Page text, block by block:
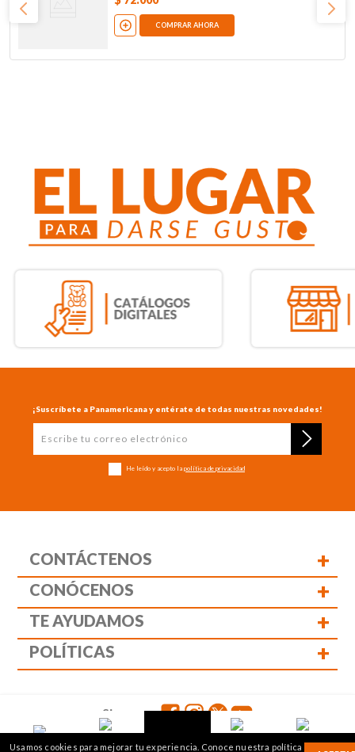
Usamos cookies para mejorar tu experiencia. Conoce nuestra política
COMPRAR AHORA
¡Suscríbete a Panamericana y entérate de todas nuestras novedades!
He leído y acepto la política de privacidad
CONTÁCTENOS +
CONÓCENOS +
TE AYUDAMOS +
POLÍTICAS +
Panamericana librería y papelería s.a. Copyright © 2023 | Nit: 830
Siguenos:
2